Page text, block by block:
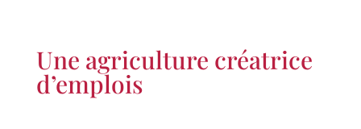
Une agriculture créatrice
d’emplois